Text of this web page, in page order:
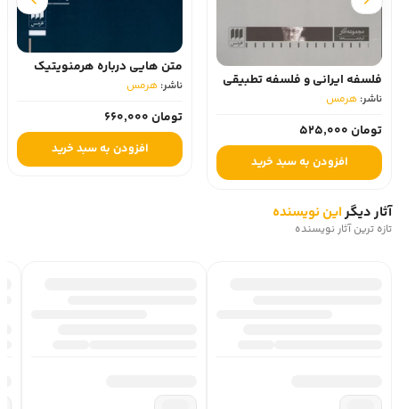
فلسفه ایرانی و فلسفه تطبیقی
ناشر: هرمس‏
تومان 525,000
افزودن به سبد خرید
متن هایی درباره هرمنویتیک
ناشر: هرمس‏
تومان 660,000
افزودن به سبد خرید
آثار دیگراین نویسنده
تازه ترین آثار نویسنده